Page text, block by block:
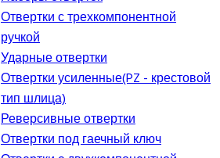
Отвертки с трехкомпонентной
ручкой
Ударные отвертки
Отвертки усиленные(PZ - крестовой
тип шлица)
Реверсивные отвертки
Отвертки под гаечный ключ